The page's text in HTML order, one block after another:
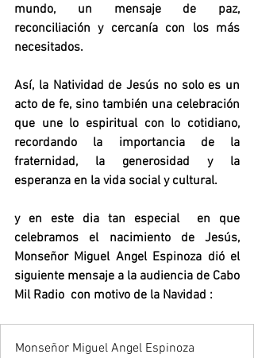
mundo, un mensaje de paz,
reconciliación y cercanía con los más
necesitados.
Así, la Natividad de Jesús no solo es un
acto de fe, sino también una celebración
que une lo espiritual con lo cotidiano,
recordando la importancia de la
fraternidad, la generosidad y la
esperanza en la vida social y cultural.
y en este dia tan especial  en que
celebramos el nacimiento de Jesús,
Monseñor Miguel Angel Espinoza dió el
siguiente mensaje a la audiencia de Cabo
Mil Radio  con motivo de la Navidad :
Monseñor Miguel Angel Espinoza